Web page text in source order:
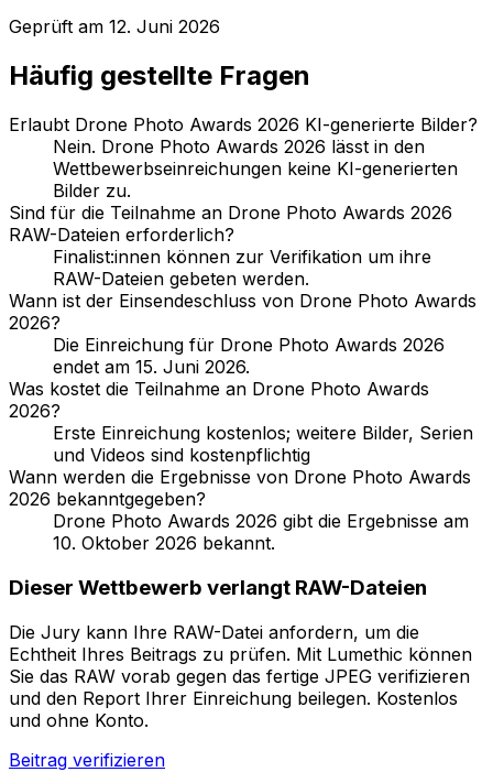
Geprüft am 12. Juni 2026
Häufig gestellte Fragen
Erlaubt Drone Photo Awards 2026 KI-generierte Bilder?
Nein. Drone Photo Awards 2026 lässt in den
Wettbewerbseinreichungen keine KI-generierten
Bilder zu.
Sind für die Teilnahme an Drone Photo Awards 2026
RAW-Dateien erforderlich?
Finalist:innen können zur Verifikation um ihre
RAW-Dateien gebeten werden.
Wann ist der Einsendeschluss von Drone Photo Awards
2026?
Die Einreichung für Drone Photo Awards 2026
endet am 15. Juni 2026.
Was kostet die Teilnahme an Drone Photo Awards
2026?
Erste Einreichung kostenlos; weitere Bilder, Serien
und Videos sind kostenpflichtig
Wann werden die Ergebnisse von Drone Photo Awards
2026 bekanntgegeben?
Drone Photo Awards 2026 gibt die Ergebnisse am
10. Oktober 2026 bekannt.
Dieser Wettbewerb verlangt RAW-Dateien
Die Jury kann Ihre RAW-Datei anfordern, um die
Echtheit Ihres Beitrags zu prüfen. Mit Lumethic können
Sie das RAW vorab gegen das fertige JPEG verifizieren
und den Report Ihrer Einreichung beilegen. Kostenlos
und ohne Konto.
Beitrag verifizieren